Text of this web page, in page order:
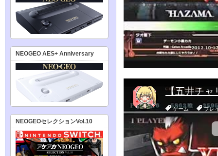
NEOGEO AES+ Anniversary
NEOGEOセレクションVol.10